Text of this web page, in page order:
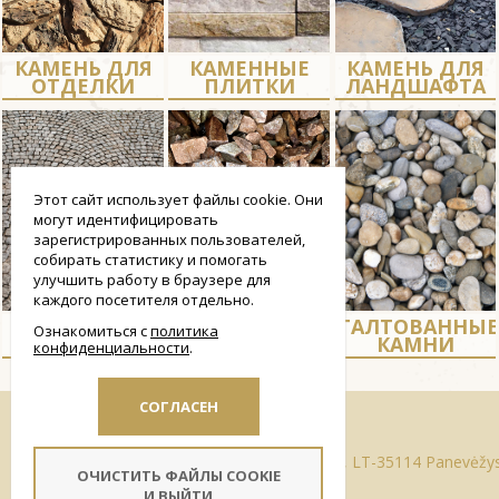
КАМЕНЬ ДЛЯ
ОТДЕЛКИ
КАМЕННЫЕ
ПЛИТКИ
КАМЕНЬ ДЛЯ
ЛАНДШАФТА
ГРАНИТНАЯ
БРУСЧАТКА
КАМЕННАЯ
КРОШКА
ГАЛТОВАННЫЕ
КАМНИ
Адрес Paliūniškio ул. 2, LT-35114
Этот сайт использует файлы cookie. Они
могут идентифицировать
зарегистрированных пользователей,
собирать статистику и помогать
улучшить работу в браузере для
каждого посетителя отдельно.
Ознакомиться сполитика
конфиденциальности
СОГЛАСЕН
ОЧИСТИТЬ ФАЙЛЫ COOKIE